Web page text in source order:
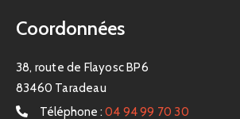
Coordonnées
38, route de Flayosc BP6
83460 Taradeau
Téléphone : 04 94 99 70 30